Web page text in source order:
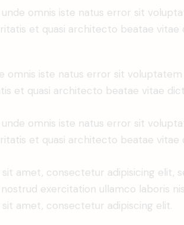
omnis iste natus error sit
et quasi architecto beatae vitae
omnis iste natus error sit
et quasi architecto beatae vitae
omnis iste natus error sit
et quasi architecto beatae vitae
amet, consectetur adipisicing elit,
nostrud exercitation ullamco laboris
amet, consectetur adipiscing elit.